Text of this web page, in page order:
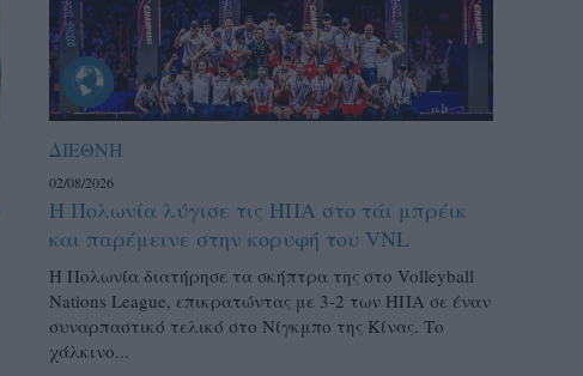
ΔΙΕΘΝΗ
02/08/2026
Η Πολωνία λύγισε τις ΗΠΑ στο τάι μπρέικ
και παρέμεινε στην κορυφή του VNL
Η Πολωνία διατήρησε τα σκήπτρα της στο Volleyball
Nations League, επικρατώντας με 3-2 των ΗΠΑ σε έναν
συναρπαστικό τελικό στο Νίγκμπο της Κίνας. Το
χάλκινο...